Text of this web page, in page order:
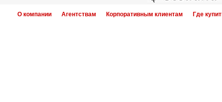
О компании Агентствам Корпоративным клиентам Где